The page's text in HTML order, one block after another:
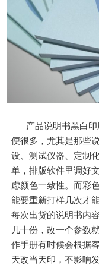
产品说明书黑白
便很多，尤其是那些
设、测试仪器、定制
单，排版软件里调好
虑颜色一致性。而彩
能要重新打样几次才
每次出货的说明书内
几十份，改一个参数
作手册有时候会根据
天改当天印，不影响